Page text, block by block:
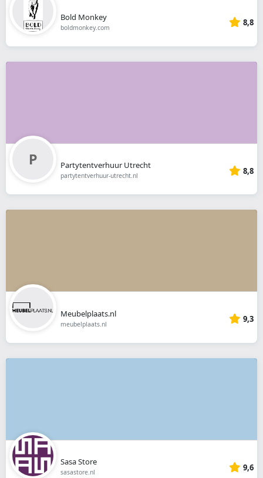
Bold Monkey
boldmonkey.com 8,8
Partytentverhuur Utrecht
partytentverhuur-utrecht.nl 8,8
Meubelplaats.nl
meubelplaats.nl 9,3
Sasa Store
sasastore.nl 9,6